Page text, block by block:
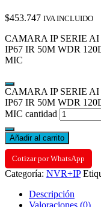
$453.747 IVA INCLUIDO
CAMARA IP SERIE
IP67 IR 50M WDR
MIC
CAMARA IP SERIE
IP67 IR 50M WDR
MIC cantidad
Añadir al carrito
Cotizar por WhatsApp
Categoría: NVR+IP
Descripción
Valoraciones (0)